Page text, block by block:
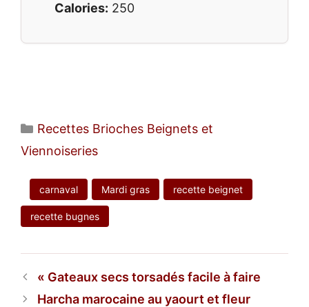
Calories: 250
Catégories
Recettes Brioches Beignets et
Viennoiseries
carnaval Mardi gras recette beignet
recette bugnes
Gateaux secs torsadés facile à faire
Harcha marocaine au yaourt et fleur